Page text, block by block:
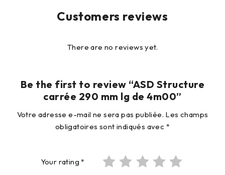
Customers reviews
There are no reviews yet.
Be the first to review “ASD Structure
carrée 290 mm lg de 4m00”
Votre adresse e-mail ne sera pas publiée. Les champs
obligatoires sont indiqués avec *
Your rating*